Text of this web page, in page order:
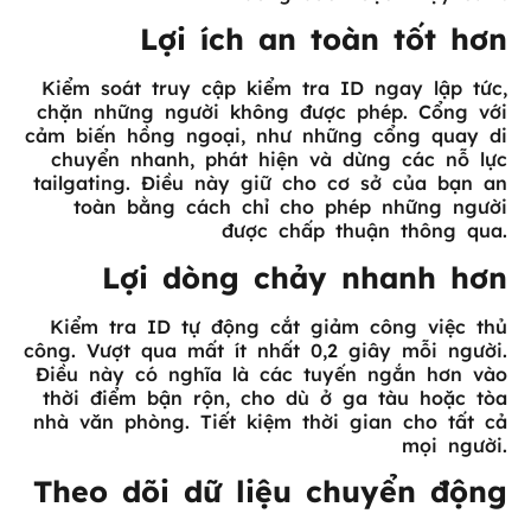
Lợi ích an toàn tốt hơn
Kiểm soát truy cập kiểm tra ID ngay lập tức,
chặn những người không được phép. Cổng với
cảm biến hồng ngoại, như những cổng quay di
chuyển nhanh, phát hiện và dừng các nỗ lực
tailgating. Điều này giữ cho cơ sở của bạn an
toàn bằng cách chỉ cho phép những người
được chấp thuận thông qua.
Lợi dòng chảy nhanh hơn
Kiểm tra ID tự động cắt giảm công việc thủ
công. Vượt qua mất ít nhất 0,2 giây mỗi người.
Điều này có nghĩa là các tuyến ngắn hơn vào
thời điểm bận rộn, cho dù ở ga tàu hoặc tòa
nhà văn phòng. Tiết kiệm thời gian cho tất cả
mọi người.
Theo dõi dữ liệu chuyển động